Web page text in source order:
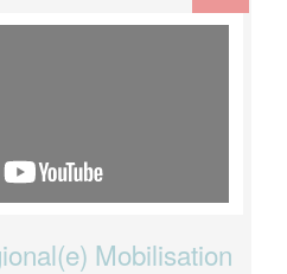
Mobilisation